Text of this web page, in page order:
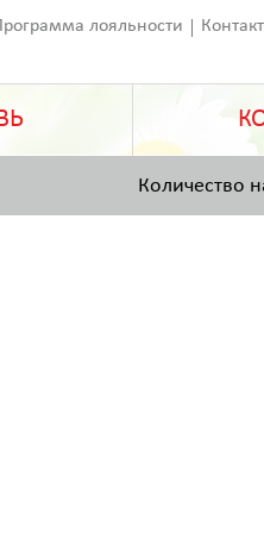
лояльности
Количество